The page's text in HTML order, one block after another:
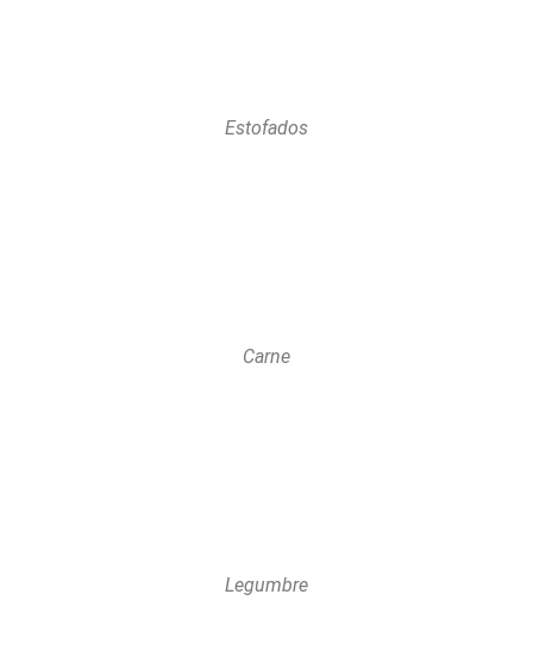
Estofados
Carne
Legumbre